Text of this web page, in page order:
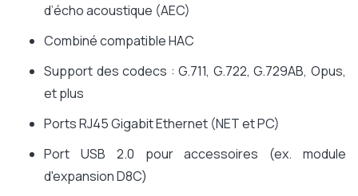
d’écho acoustique (AEC)
Combiné compatible HAC
Support des codecs : G.711, G.722, G.729AB, Opus,
et plus
Ports RJ45 Gigabit Ethernet (NET et PC)
Port USB 2.0 pour accessoires (ex. module
d'expansion D8C)